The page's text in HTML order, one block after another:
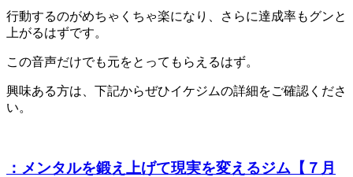
行動するのがめちゃくちゃ楽になり、さらに達成率もグンと
上がるはずです。
この音声だけでも元をとってもらえるはず。
興味ある方は、下記からぜひイケジムの詳細をご確認くださ
い。
：メンタルを鍛え上げて現実を変えるジム【７月